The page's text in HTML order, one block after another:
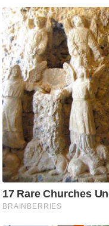
मं
त्रा
रि
ले
श
न
शि
प
रा
ज
नी
ति
वि